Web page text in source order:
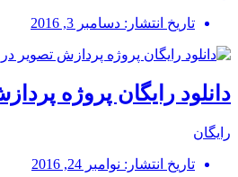
تاریخ انتشار: دسامبر 3, 2016
دانلود رایگان پروژه
رایگان
تاریخ انتشار: نوامبر 24, 2016